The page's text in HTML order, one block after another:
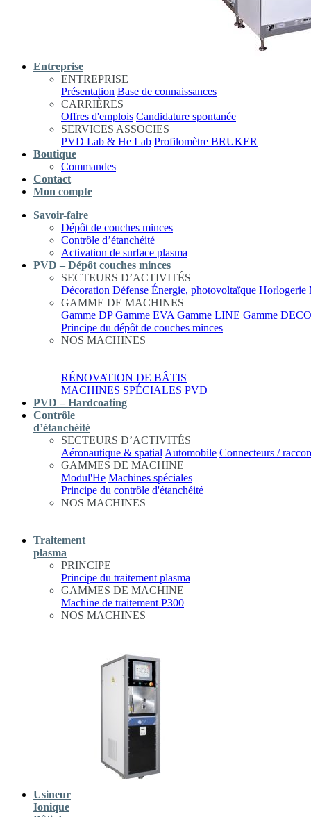
Entreprise
ENTREPRISE
Présentation Base de connaissances
CARRIÈRES
Offres d'emplois Candidature spontanée
SERVICES ASSOCIES
PVD Lab & He Lab Profilomètre BRUKER
Boutique
Commandes
Contact
Mon compte
Savoir-faire
Dépôt de couches minces
Contrôle d’étanchéité
Activation de surface plasma
PVD – Dépôt couches minces
SECTEURS D’ACTIVITÉS
Décoration Défense Énergie, photovoltaïque Horlogerie
GAMME DE MACHINES
Gamme DP Gamme EVA Gamme LINE Gamme
Principe du dépôt de couches minces
NOS MACHINES
RÉNOVATION DE BÂTIS
MACHINES SPÉCIALES PVD
PVD – Hardcoating
Contrôle
d’étanchéité
SECTEURS D’ACTIVITÉS
Aéronautique & spatial Automobile Connecteurs /
GAMMES DE MACHINE
Modul'He Machines spéciales
Principe du contrôle d'étanchéité
NOS MACHINES
Traitement
plasma
PRINCIPE
Principe du traitement plasma
GAMMES DE MACHINE
Machine de traitement P300
NOS MACHINES
Usineur
Ionique